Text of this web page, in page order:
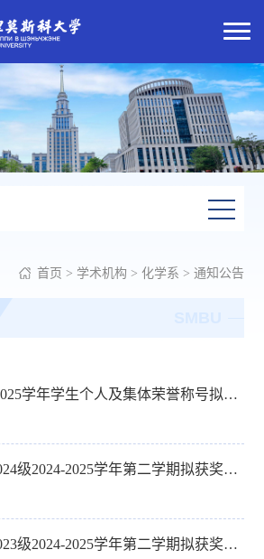
首页 > 学术机构 > 化学系 > 通知公告
化学系2024-2025学年学生个人及集体荣誉称号拟获奖名单公示
化学系本科2024级2024-2025学年第二学期拟获奖学金名单公示
化学系本科2023级2024-2025学年第二学期拟获奖学金名单公示